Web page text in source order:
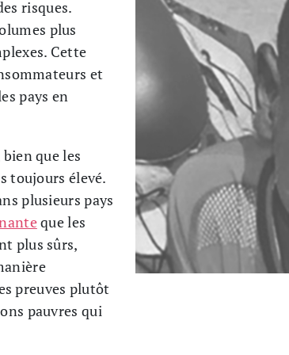
risques.
plus
Cette
et
pays en
que les
toujours élevé.
plusieurs pays
que les
plus sûrs,
preuves plutôt
pauvres qui